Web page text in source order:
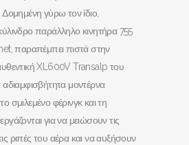
γύρω τον ίδιο,
παράλληλο κινητήρα 755
παραπέμπει πιστά στην
XL600V Transalp του
μοντέρνα
σμιλεμένο φέρινγκ και τη
για να μειώσουν τις
ριπές του αέρα και να αυξήσουν